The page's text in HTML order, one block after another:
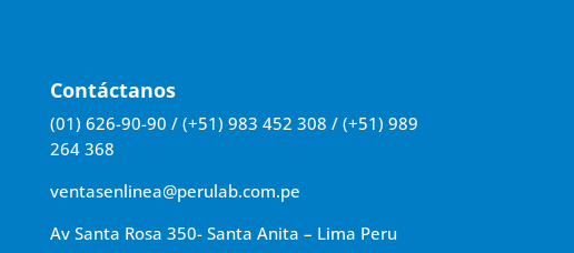
Contáctanos
(01) 626-90-90 / (+51) 983 452 308 / (+51) 989
264 368
ventasenlinea@perulab.com.pe
Av Santa Rosa 350- Santa Anita – Lima Peru